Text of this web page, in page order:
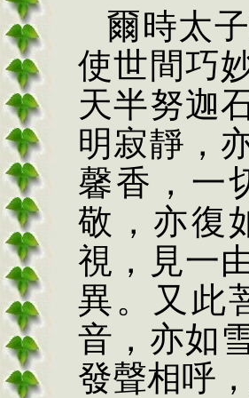
爾時太
使世間巧
天半努迦
明寂靜，
馨香，一
敬，亦復
視，見一
異。又此
音，亦如
發聲相呼